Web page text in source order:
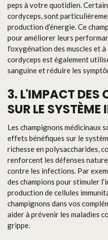
peps à votre quotidien.
cordyceps, sont
production d’énergie. Ce
pour améliorer leurs
l'oxygénation des muscles et
cordyceps est également
sanguine et réduire les
3. L'IMPACT DES
SUR LE
Les champignons médicinaux
effets bénéfiques sur le
richesse en polysaccharides,
renforcent les défenses
contre les infections. Par
des champions pour stimuler
production de cellules
champignons dans vos
aider à prévenir les maladies
grippe.